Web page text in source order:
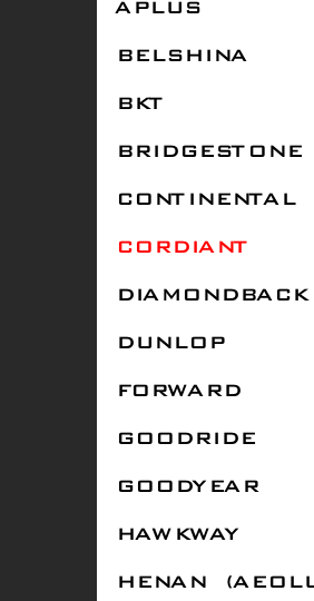
APLUS
BELSHINA
BKT
BRIDGESTONE
CONTINENTAL
CORDIANT
DIAMONDBACK
DUNLOP
FORWARD
GOODRIDE
GOODYEAR
HAWKWAY
HENAN